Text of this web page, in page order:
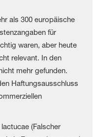
als 300 europäische
für
waren, aber heute
relevant. In den
mehr gefunden.
Haftungsausschluss
(Falscher